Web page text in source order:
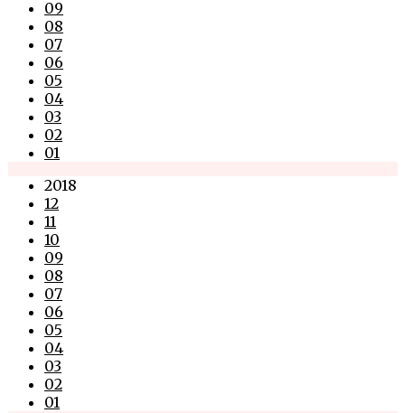
09
08
07
06
05
04
03
02
01
2018
12
11
10
09
08
07
06
05
04
03
02
01